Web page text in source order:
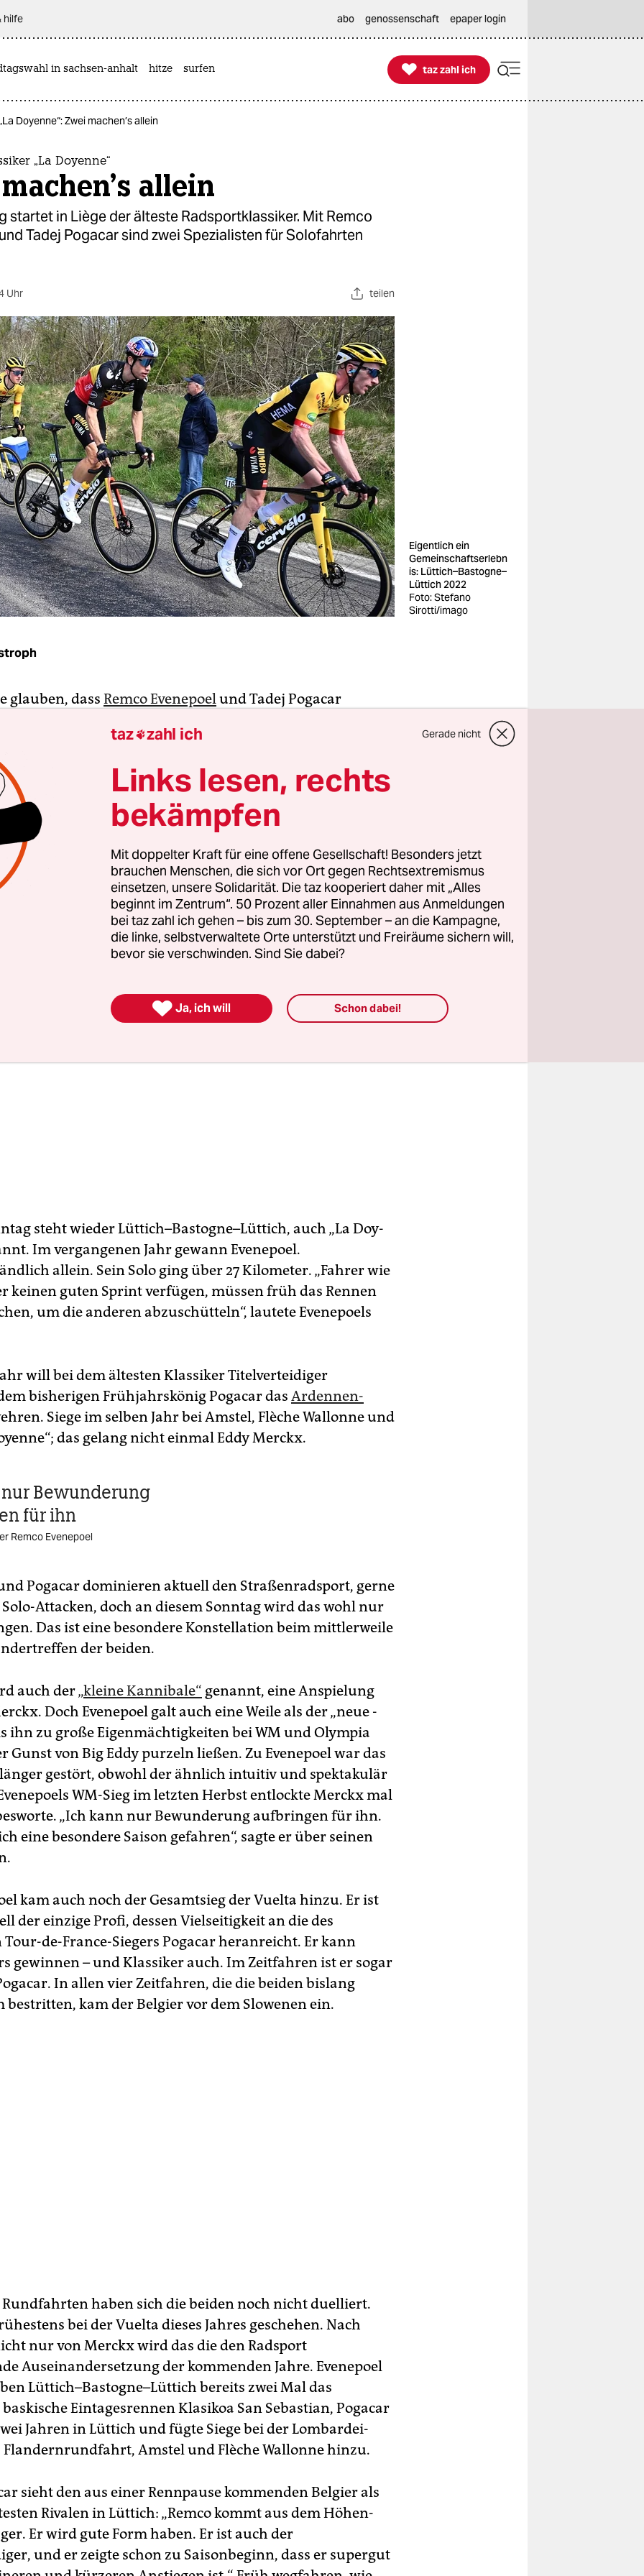
hilfe abo genossenschaft epaper login
in sachsen-anhalt hitze surfen 
taz zahl ich
taz zahl ich
Doy­enne“: Zwei machen’s allein
„La Doy­enne“
allein
startet in Liège der älteste Radsportklassiker. Mit Remco
Tadej Pogacar sind zwei Spezialisten für Solofahrten
Uhr teilen
Eigentlich ein
Gemeinschaftserlebn
is: Lüttich–Bastogne–
Lüttich 2022
Foto: Stefano
Sirotti/imago
glauben, dass Remco Evenepoelund Tadej Pogacar
die Einsamkeit. Pogacar setzte sich bei der
17 Kilometer vor dem Ziel von seinem einzig
Begleiter ab. Das war vor drei Wochen. „Ich musste allein
eine Chance auf den Sieg zu haben“, kommentierte er
legte er nach, gewann das Amstel Gold Race, erneut als
Mittwoch beim Flèche Wallonne musste er nicht früh
konnte sich auf den Schluss­anstieg verlassen: Erst
Mauer von Huy fuhr er allen davon.
steht wieder Lüttich–Bastogne–Lüttich, auch „La Doy­
Im vergangenen Jahr gewann Evenepoel.
allein. Sein Solo ging über 27 Kilometer. „Fahrer wie
keinen guten Sprint verfügen, müssen früh das Rennen
um die anderen abzuschütteln“, lautete ­Evenepoels
will bei dem ältesten Klassiker Titelverteidiger
bisherigen Frühjahrskönig Pogacar das Ardennen-
Siege im selben Jahr bei Amstel, Flèche Wallonne und
das gelang nicht einmal Eddy Merckx.
Bewunderung
für ihn
Remco Evenepoel
Pogacar dominieren aktuell den Straßenradsport, gerne
Attacken, doch an diesem Sonntag wird das wohl nur
Das ist eine besondere Konstellation beim mittlerweile
der beiden.
auch der„kleine Kannibale“ genannt, eine Anspielung
Doch Evenepoel galt auch eine Weile als der „neue
ihn zu große Eigenmächtigkeiten bei WM und Olympia
Gunst von Big Eddy purzeln ließen. Zu Evenepoel war das
gestört, obwohl der ähnlich intuitiv und spektakulär
WM-Sieg im letzten Herbst entlockte Merckx mal
„Ich kann nur Bewunderung aufbringen für ihn.
eine besondere Saison gefahren“, sagte er über seinen
kam auch noch der Gesamtsieg der Vuelta hinzu. Er ist
der einzige Profi, dessen Vielseitigkeit an die des
Tour-de-France-Siegers Pogacar heranreicht. Er kann
gewinnen – und Klassiker auch. Im Zeitfahren ist er sogar
In allen vier Zeitfahren, die die beiden bislang
bestritten, kam der Belgier vor dem Slowenen ein.
haben sich die beiden noch nicht duelliert.
bei der Vuelta dieses Jahres geschehen. Nach
nur von Merckx wird das die den Radsport
Auseinandersetzung der kommenden Jahre. Evenepoel
Lüttich–Bastogne–Lüttich bereits zwei Mal das
Eintagesrennen Klasikoa San Sebastian, Pogacar
Jahren in Lüttich und fügte Siege bei der Lombardei-
Amstel und Flèche Wallonne hinzu.
sieht den aus einer Rennpause kommenden Belgier als
Rivalen in Lüttich: „Remco kommt aus dem Höhen­
Er wird gute Form haben. Er ist auch der
und er zeigte schon zu Saisonbeginn, dass er supergut
taz zahl ich Gerade nicht
Links lesen, rechts
bekämpfen
Mit doppelter Kraft für eine offene Gesellschaft! Besonders jetzt
brauchen Menschen, die sich vor Ort gegen Rechtsextremismus
einsetzen, unsere Solidarität. Die taz kooperiert daher mit „Alles
beginnt im Zentrum“. 50 Prozent aller Einnahmen aus Anmeldungen
bei taz zahl ich gehen – bis zum 30. September – an die Kampagne,
die linke, selbstverwaltete Orte unterstützt und Freiräume sichern will,
bevor sie verschwinden. Sind Sie dabei?
 Ja, ich will Schon dabei!